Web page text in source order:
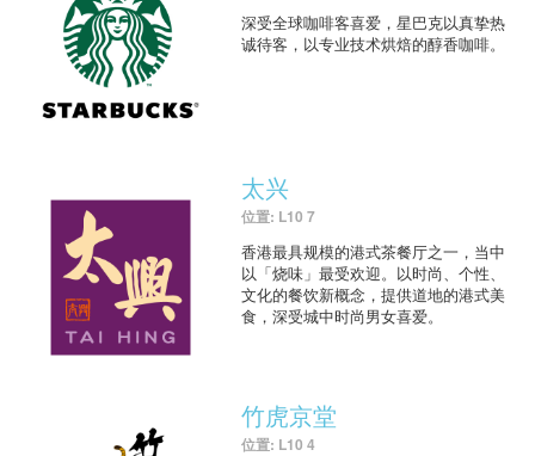
深受全球咖啡客喜爱，星巴克以真挚热
诚待客，以专业技术烘焙的醇香咖啡。
太兴
位置: L10 7
香港最具规模的港式茶餐厅之一，当中
以「烧味」最受欢迎。以时尚、个性、
文化的餐饮新概念，提供道地的港式美
食，深受城中时尚男女喜爱。
竹虎京堂
位置: L10 4